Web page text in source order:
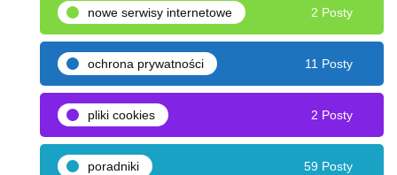
nowe serwisy internetowe 2 Posty
ochrona prywatności 11 Posty
pliki cookies 2 Posty
poradniki 59 Posty